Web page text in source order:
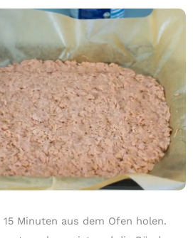
Minuten aus dem Ofen holen.